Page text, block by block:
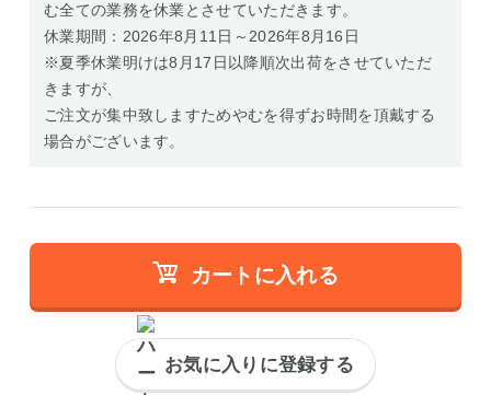
む全ての業務を休業とさせていただきます。
休業期間：2026年8月11日～2026年8月16日
※夏季休業明けは8月17日以降順次出荷をさせていただ
きますが、
ご注文が集中致しますためやむを得ずお時間を頂戴する
場合がございます。
カートに入れる
お気に入りに登録する